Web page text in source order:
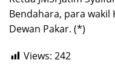
Bendahara, para wakil
Dewan Pakar. (*)
Views: 242